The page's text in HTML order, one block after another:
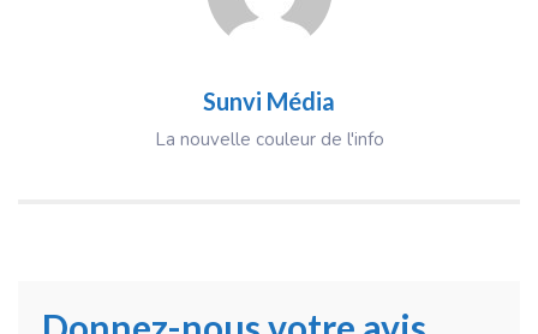
Sunvi Média
La nouvelle couleur de l'info